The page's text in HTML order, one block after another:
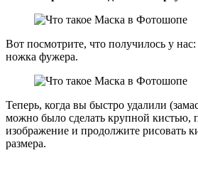
Вот посмотрите, что получилось у
ножка фужера.
Теперь, когда вы быстро удалили
можно было сделать крупной кистью,
изображение и продолжите рисовать
размера.